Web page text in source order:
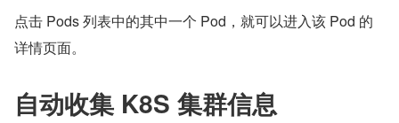
点击 Pods 列表中的其中一个 Pod，就可以进入该 Pod 的
详情页面。
自动收集 K8S 集群信息